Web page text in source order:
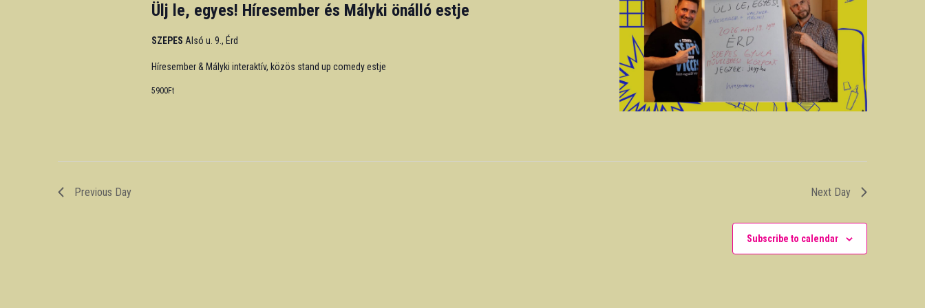
Ülj le, egyes! Híresember és Mályki önálló estje
SZEPES Alsó u. 9., Érd
Híresember & Mályki interaktív, közös stand up comedy estje
5900Ft
Previous Day Next Day
Subscribe to calendar